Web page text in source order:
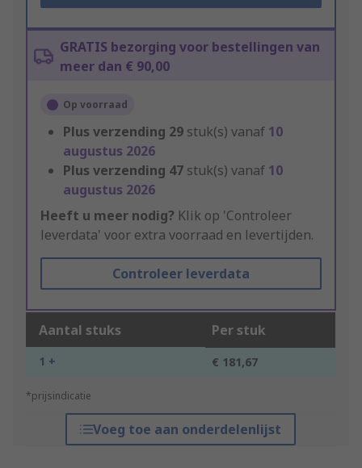
GRATIS bezorging voor bestellingen van
meer dan € 90,00
Op voorraad
Plus verzending 29 stuk(s) vanaf 10
augustus 2026
Plus verzending 47 stuk(s) vanaf 10
augustus 2026
Heeft u meer nodig? Klik op 'Controleer
leverdata' voor extra voorraad en levertijden.
Controleer leverdata
Aantal stuks Per stuk
1 + € 181,67
*prijsindicatie
Voeg toe aan onderdelenlijst